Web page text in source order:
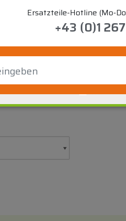
Ersatzteile-Hotline (Mo-
+43 (0)1